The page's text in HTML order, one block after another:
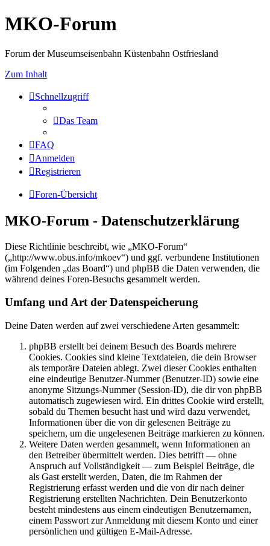
MKO-Forum
Forum der Museumseisenbahn Küstenbahn Ostfriesland
Zum Inhalt
Schnellzugriff
Das Team
FAQ
Anmelden
Registrieren
Foren-Übersicht
MKO-Forum - Datenschutzerklärung
Diese Richtlinie beschreibt, wie „MKO-Forum“
(„http://www.obus.info/mkoev“) und ggf. verbundene Institutionen
(im Folgenden „das Board“) und phpBB die Daten verwenden, die
während deines Foren-Besuchs gesammelt werden.
Umfang und Art der Datenspeicherung
Deine Daten werden auf zwei verschiedene Arten gesammelt:
phpBB erstellt bei deinem Besuch des Boards mehrere
Cookies. Cookies sind kleine Textdateien, die dein Browser
als temporäre Dateien ablegt. Zwei dieser Cookies enthalten
eine eindeutige Benutzer-Nummer (Benutzer-ID) sowie eine
anonyme Sitzungs-Nummer (Session-ID), die dir von phpBB
automatisch zugewiesen wird. Ein drittes Cookie wird erstellt,
sobald du Themen besucht hast und wird dazu verwendet,
Informationen über die von dir gelesenen Beiträge zu
speichern, um die ungelesenen Beiträge markieren zu können.
Weitere Daten werden gesammelt, wenn Informationen an
den Betreiber übermittelt werden. Dies betrifft — ohne
Anspruch auf Vollständigkeit — zum Beispiel Beiträge, die
als Gast erstellt werden, Daten, die im Rahmen der
Registrierung erfasst werden und die von dir nach deiner
Registrierung erstellten Nachrichten. Dein Benutzerkonto
besteht mindestens aus einem eindeutigen Benutzernamen,
einem Passwort zur Anmeldung mit diesem Konto und einer
persönlichen und gültigen E-Mail-Adresse.